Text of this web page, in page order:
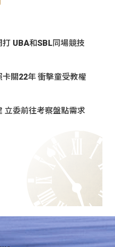
UBA和SBL同場競技
關22年 衝擊童受教權
立委前往考察盤點需求